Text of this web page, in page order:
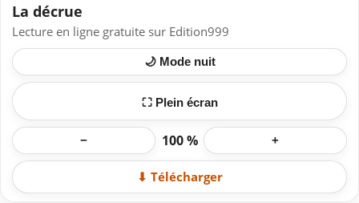
La décrue
Lecture en ligne gratuite sur Edition999
🌙 Mode nuit
⛶ Plein écran
− 100 % +
⬇ Télécharger